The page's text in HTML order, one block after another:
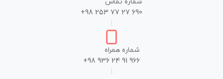
شماره تماس
+98 253 77 27 690
شماره همراه
+98 936 24 91 966